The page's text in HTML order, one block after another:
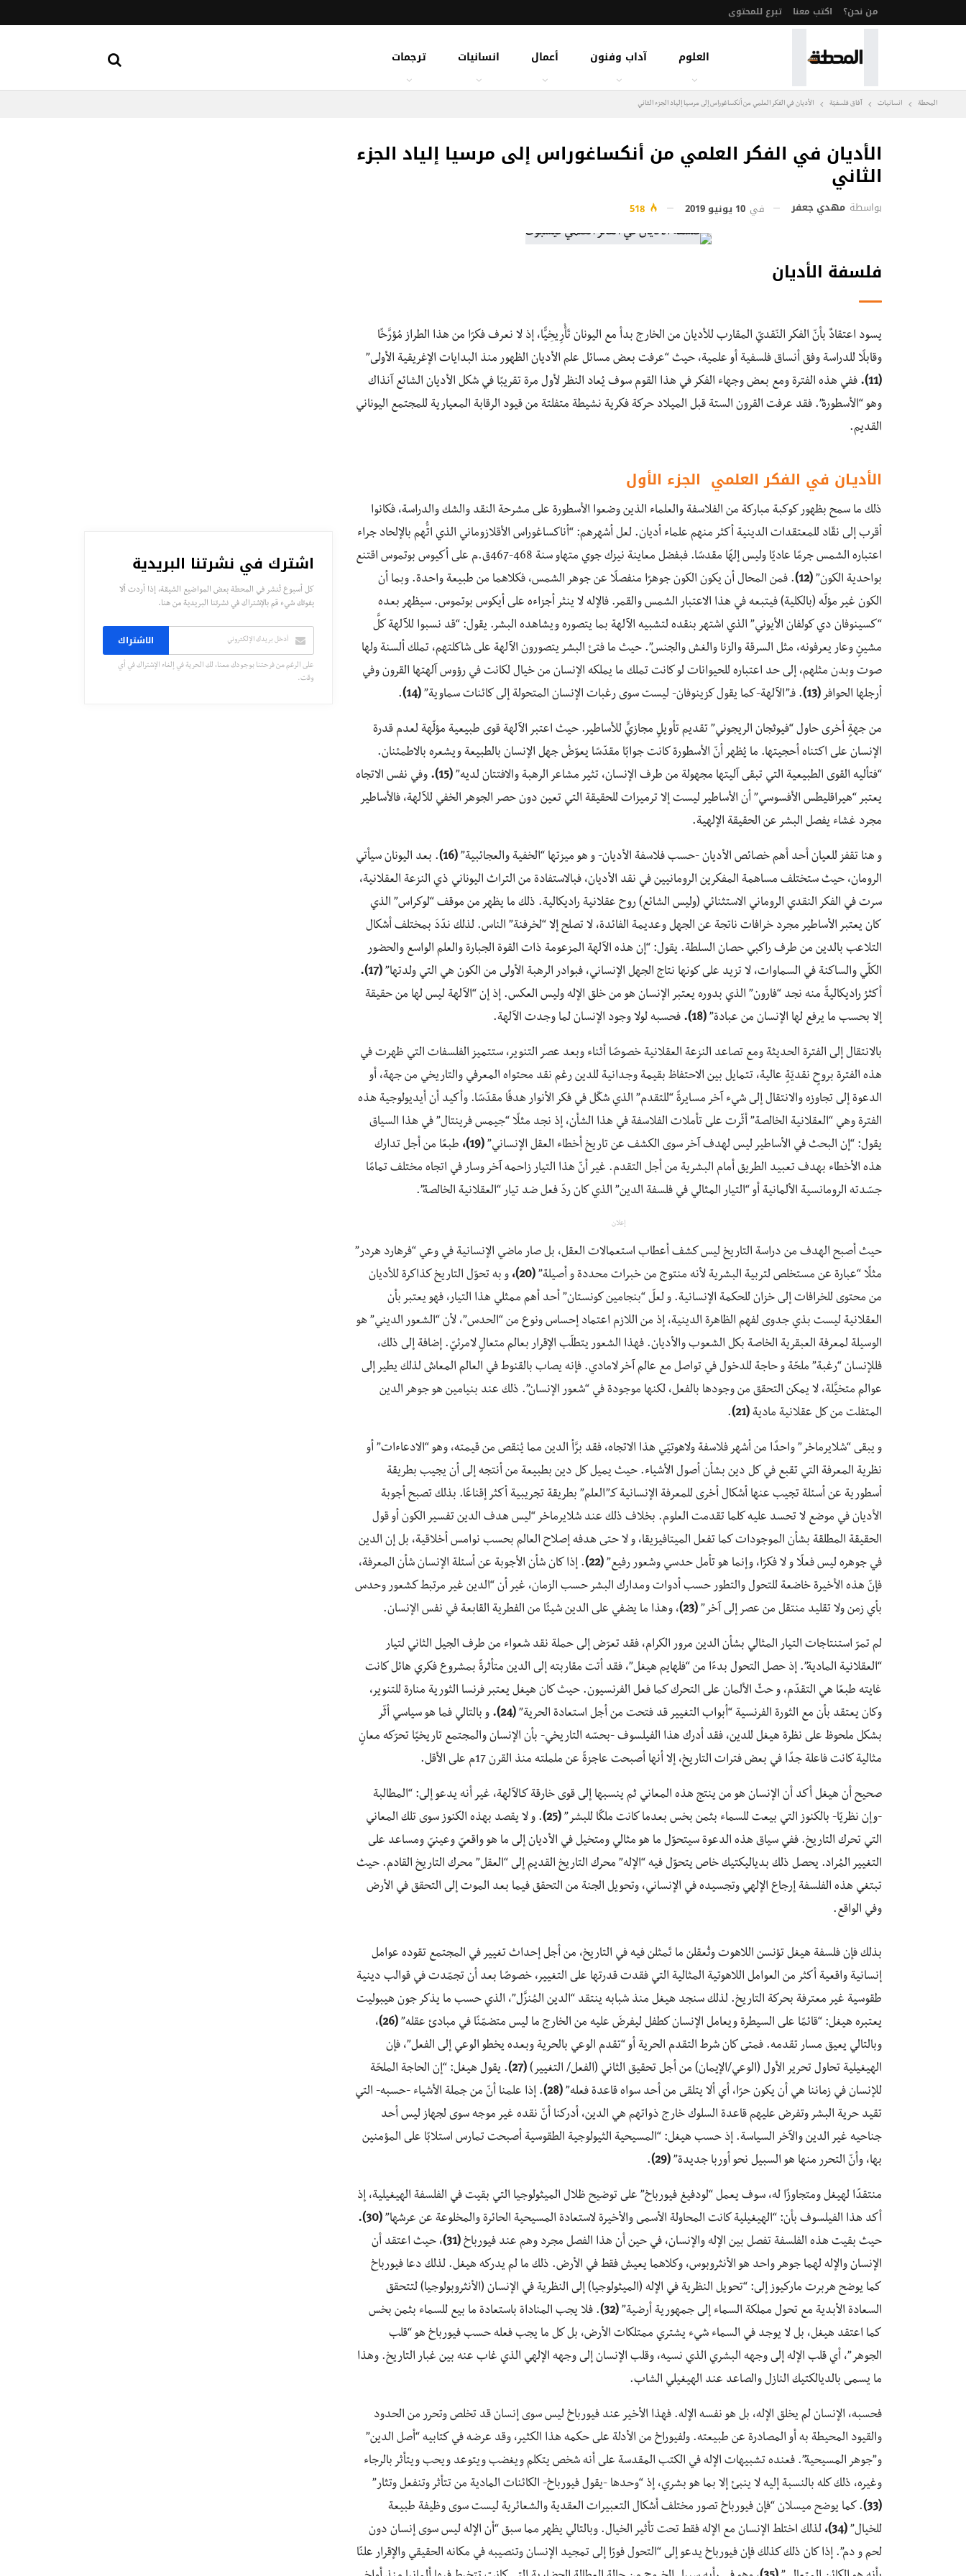
من نحن؟ اكتب معنا تبرع للمحتوى
العلوم آداب وفنون أعمال انسانيات ترجمات
المحطة انسانيات آفاق فلسفيّة‎ الأديان في الفكر العلمي من أنكساغوراس إلى مرسيا إلياد الجزء الثاني
الأديان في الفكر العلمي من أنكساغوراس إلى مرسيا إلياد الجزء
الثاني
بواسطة مهدي جعفر في 10 يونيو 2019
فلسفة الأديان
يسود اعتقادٌ بأنّ الفكر النّقديّ المقارب للأديان من الخارج بدأ مع اليونان تَأْرِيخِيًّا، إذ لا نعرف فكرًا من هذا الطراز مُؤرَّخًا
وقابلًا للدراسة وفق أنساق فلسفية أو علمية، حيث “عرفت بعض مسائل علم الأديان الظهور منذ البدايات الإغريقية الأولى”
(11).
ففي هذه الفترة ومع بعض وجهاء الفكر في هذا القوم سوف يُعاد النظر لأول مرة تقريبًا في شكل الأديان الشائع آنذاك
وهو “الأسطورة”. فقد عرفت القرون الستة قبل الميلاد حركة فكرية نشيطة متفلتة من قيود الرقابة المعيارية للمجتمع اليوناني
القديم.
الأديـان في الفكر العلمي الجزء الأول
ذلك ما سمح بظهور كوكبة مباركة من الفلاسفة والعلماء الذين وضعوا الأسطورة على مشرحة النقد والشك والدراسة، فكانوا
أقرب إلى نقّاد للمعتقدات الدينية أكثر منهم علماء أديان. لعل أشهرهم: “أناكساغوراس الأقلازوماني الذي اتُّهم بالإلحاد جراء
اعتباره الشمس جرمًا عاديًا وليس إلهًا مقدسًا. فبفضل معاينة نيزك جوي متهاو سنة 468-467ق.م على أكيوس بوتموس اقتنع
بواحدية الكون” (12)
. فمن المحال أن يكون الكون جوهرًا منفصلًا عن جوهر الشمس، فكلاهما من طبيعة واحدة. وبما أن
الكون غير مؤلّه (بالكلية) فيتبعه في هذا الاعتبار الشمس والقمر. فالإله لا ينثر أجزاءه على أيكوس بوتموس. سيظهر بعده
“كسينوفان دي كولفان الأيوني” الذي اشتهر بنقده لتشبيه الآلهة بما يتصوره ويشاهده البشر. يقول: “قد نسبوا للآلهة كلَّ
مشينٍ وعار يعرفونه، مثل السرقة والزنا والغش والجنس”. حيث ما فتئ البشر يتصورون الآلهة على شاكلتهم، تملك ألسنة ولها
صوت وبدن مثلهم، إلى حد اعتباره للحيوانات لو كانت تملك ما يملكه الإنسان من خيال لكانت في رؤوس آلهتها القرون وفي
أرجلها الحوافر (13) . فـ”الآلهة-كما يقول كزينوفان- ليست سوى رغبات الإنسان المتحولة إلى كائنات سماوية” (14)
.
من جهةٍ أخرى حاول “فيوثجان الريجوني” تقديم تأويلٍ مجازيٍّ للأساطير. حيث اعتبر الآلهة قوى طبيعية مؤلّهة لعدم قدرة
الإنسان على اكتناه أحجيتها. ما يُظهر أنّ الأسطورة كانت جوابًا مقدّسًا يعوّضُ جهل الإنسان بالطبيعة ويشعره بالاطمئنان.
“فتأليه القوى الطبيعية التي تبقى آليتها مجهولة من طرف الإنسان، تثير مشاعر الرهبة والافتتان لديه” (15).
وفي نفس الاتجاه
يعتبر “هيراقليطس الأفسوسي” أن الأساطير ليست إلا ترميزات للحقيقة التي تعين دون حصر الجوهر الخفي للآلهة، فالأساطير
مجرد غشاء يفصل البشر عن الحقيقة الإلهية.
و هنا تقفز للعيان أحد أهم خصائص الأديان -حسب فلاسفة الأديان- و هو ميزتها “الخفية والعجائبية” (16)
. بعد اليونان سيأتي
الرومان، حيث ستختلف مساهمة المفكرين الرومانيين في نقد الأديان، فبالاستفادة من التراث اليوناني ذي النزعة العقلانية،
سرت في الفكر النقدي الروماني الاستثنائي (وليس الشائع) روح عقلانية راديكالية. ذلك ما يظهر من موقف “لوكراس” الذي
كان يعتبر الأساطير مجرد خرافات ناتجة عن الجهل وعديمة الفائدة، لا تصلح إلا “لخرفنة” الناس. لذلك ندّدَ بمختلف أشكال
التلاعب بالدين من طرف راكبي حصان السلطة. يقول: “إن هذه الآلهة المزعومة ذات القوة الجبارة والعلم الواسع والحضور
الكلّي والساكنة في السماوات، لا تزيد على كونها نتاج الجهل الإنساني، فبوادر الرهبة الأولى من الكون هي التي ولدتها” (17).
أكثرُ راديكاليةً منه نجد “فارون” الذي بدوره يعتبر الإنسان هو من خلق الإله وليس العكس. إذ إن “الآلهة ليس لها من حقيقة
إلا بحسب ما يرفع لها الإنسان من عبادة” (18). فحسبه لولا وجود الإنسان لما وجدت الآلهة.
بالانتقال إلى الفترة الحديثة ومع تصاعد النزعة العقلانية خصوصًا أثناء وبعد عصر التنوير، ستتميز الفلسفات التي ظهرت في
هذه الفترة بروحٍ نقديّةٍ عالية، تتمايل بين الاحتفاظ بقيمة وجدانية للدين رغم نقد محتواه المعرفي والتاريخي من جهة، أو
الدعوة إلى تجاوزه والانتقال إلى شيء آخر مسايرةً “للتقدم” الذي شكّل في فكر الأنوار هدفًا مقدّسًا. وأكيد أن أيديولوجية هذه
الفترة وهي “العقلانية الخالصة” أثّرت على تأملات الفلاسفة في هذا الشأن، إذ نجد مثلًا “جيمس فرينتال” في هذا السياق
يقول: “إن البحث في الأساطير ليس لهدف آخر سوى الكشف عن تاريخ أخطاء العقل الإنساني” (19)،
طبعًا من أجل تدارك
هذه الأخطاء بهدف تعبيد الطريق أمام البشرية من أجل التقدم. غير أنّ هذا التيار زاحمه آخر وسار في اتجاه مختلف تمامًا
جسّدته الرومانسية الألمانية أو “التيار المثالي في فلسفة الدين” الذي كان ردّ فعل ضد تيار “العقلانية الخالصة”.
إعلان
حيث أصبح الهدف من دراسة التاريخ ليس كشف أعطاب استعمالات العقل، بل صار ماضي الإنسانية في وعي “فرهارد هردر”
مثلًا “عبارة عن مستخلص لتربية البشرية لأنه منتوج من خبرات محددة و أصيلة” (20)،
و به تحوّل التاريخ كذاكرة للأديان
من محتوى للخرافات إلى خزان للحكمة الإنسانية. و لعلّ “بنجامين كونستان” أحد أهم ممثلي هذا التيار، فهو يعتبر بأن
العقلانية ليست بذي جدوى لفهم الظاهرة الدينية، إذ من اللازم اعتماد إحساس ونوع من “الحدس”، لأن “الشعور الديني” هو
الوسيلة لمعرفة العبقرية الخاصة بكل الشعوب والأديان. فهذا الشعور يتطلّب الإقرار بعالم متعالٍ لامرئيّ. إضافة إلى ذلك،
فللإنسان “رغبة” ملحّة و حاجة للدخول في تواصل مع عالم آخر لامادي. فإنه يصاب بالقنوط في العالم المعاش لذلك يطير إلى
عوالم متخيَّلة، لا يمكن التحقق من وجودها بالفعل، لكنها موجودة في “شعور الإنسان”. ذلك عند بنيامين هو جوهر الدين
المتفلت من كل عقلانية مادية (21)
.
و يبقى “شلايرماخر” واحدًا من أشهر فلاسفة ولاهوتيّي هذا الاتجاه، فقد برَّأ الدين مما يُنقص من قيمته، وهو “الادعاءات” أو
نظرية المعرفة التي تقبع في كل دين بشأن أصول الأشياء. حيث يميل كل دين بطبيعة من أنتجه إلى أن يجيب بطريقة
أسطورية عن أسئلة تجيب عنها أشكال أخرى للمعرفة الإنسانية كـ”العلم” بطريقة تجريبية أكثر إقناعًا. بذلك تصبح أجوبة
الأديان في موضع لا تحسد عليه كلما تقدمت العلوم. بخلاف ذلك عند شلايرماخر “ليس هدف الدين تفسير الكون أو قول
الحقيقة المطلقة بشأن الموجودات كما تفعل الميتافيزيقا، و لا حتى هدفه إصلاح العالم بحسب نوامس أخلاقية، بل إن الدين
في جوهره ليس فعلًا و لا فكرًا، وإنما هو تأمل حدسي وشعور رفيع” (22)
. إذا كان شأن الأجوبة عن أسئلة الإنسان شأن المعرفة،
فإنّ هذه الأخيرة خاضعة للتحول والتطور حسب أدوات ومدارك البشر حسب الزمان، غير أن “الدين غير مرتبط كشعور وحدس
بأي زمن ولا تقليد منتقل من عصر إلى آخر” (23) ، وهذا ما يضفي على الدين شيئًا من الفطرية القابعة في نفس الإنسان.
لم تمرّ استنتاجات التيار المثالي بشأن الدين مرور الكرام، فقد تعرّض إلى حملة نقد شعواء من طرف الجيل الثاني لتيار
“العقلانية المادية”. إذ حصل التحول بدءًا من “فلهايم هيغل”، فقد أتت مقاربته إلى الدين متأثرةً بمشروع فكري هائل كانت
غايته طبعًا هي التقدّم، و حثّ الألمان على التحرك كما فعل الفرنسيون. حيث كان هيغل يعتبر فرنسا الثورية منارة للتنوير،
وكان يعتقد بأن مع الثورة الفرنسية “أبواب التغيير قد فتحت من أجل استعادة الحرية” (24).
و بالتالي فما هو سياسي أثّر
بشكل ملحوظ على نظرة هيغل للدين، فقد أدرك هذا الفيلسوف -بحسّه التاريخي- بأن الإنسان والمجتمع تاريخيًا تحرّكه معانٍ
مثالية كانت فاعلة جدًا في بعض فترات التاريخ، إلا أنها أصبحت عاجزةً عن ململته منذ القرن 17م على الأقل.
صحيح أن هيغل أكد أن الإنسان هو من ينتج هذه المعاني ثم ينسبها إلى قوى خارقة كـالآلهة، غير أنه يدعو إلى: “المطالبة
-وإن نظريًا- بالكنوز التي بيعت للسماء بثمن بخس بعدما كانت ملكًا للبشر” (25)
. و لا يقصد بهذه الكنوز سوى تلك المعاني
التي تحرك التاريخ. ففي سياق هذه الدعوة سيتحوّل ما هو مثالي ومتخيل في الأديان إلى ما هو واقعيّ وعينيّ ومساعد على
التغيير المُراد. يحصل ذلك بدياليكتيك خاص يتحوّل فيه “الإله” محرك التاريخ القديم إلى “العقل” محرك التاريخ القادم. حيث
تبتغي هذه الفلسفة إرجاع الإلهي وتجسيده في الإنساني، وتحويل الجنة من التحقق فيما بعد الموت إلى التحقق في الأرض
وفي الواقع.
بذلك فإن فلسفة هيغل تؤنسن اللاهوت وتُعقلن ما تَمثلن فيه في التاريخ، من أجل إحداث تغيير في المجتمع تقوده عوامل
إنسانية واقعية أكثر من العوامل اللاهوتية المثالية التي فقدت قدرتها على التغيير، خصوصًا بعد أن تجمّدت في قوالب دينية
طقوسية غير معترفة بحركة التاريخ. لذلك سنجد هيغل منذ شبابه ينتقد “الدين المُنزَّل”، الذي حسب ما يذكر جون هيبوليت
يعتبره هيغل: “قائمًا على السيطرة ويعامل الإنسان كطفل ليفرضَ عليه من الخارج ما ليس متضمّنًا في مبادئ عقله” (26)
،
وبالتالي يعيق مسار تقدمه. فمتى كان شرط التقدم الحرية أو “تقدم الوعي بالحرية وبعده يخطو الوعي إلى الفعل”، فإن
الهيغيلية تحاول تحرير الأول (الوعي/الإيمان) من أجل تحقيق الثاني (الفعل/ التغيير) (27)
. يقول هيغل: “إن الحاجة الملحّة
للإنسان في زماننا هي أن يكون حرًا، أي ألا يتلقى من أحد سواه قاعدة فعله” (28)
. إذا علمنا أنّ من جملة الأشياء -حسبه- التي
تقيد حرية البشر وتفرض عليهم قاعدة السلوك خارج ذواتهم هي الدين، أدركنا أنّ نقده غير موجه سوى لجهاز ليس أحد
جناحيه غير الدين والآخر السياسة. إذ حسب هيغل: “المسيحية الثيولوجية الطقوسية أصبحت تمارس استلابًا على المؤمنين
بها، وأنّ التحرر منها هو السبيل نحو أوربا جديدة” (29)
.
منتقدًا لهيغل ومتجاوزًا له، سوف يعمل “لودفيغ فيورباخ” على توضيح ظلال الميثولوجيا التي بقيت في الفلسفة الهيغيلية، إذ
أكد هذا الفيلسوف بأن: “الهيغيلية كانت المحاولة الأسمى والأخيرة لاستعادة المسيحية الحائرة والمخلوعة عن عرشها” (30).
حيث بقيت هذه الفلسفة تفصل بين الإله والإنسان، في حين أن هذا الفصل مجرد وهم عند فيورباخ (31)
، حيث اعتقد أن
الإنسان والإله لهما جوهر واحد هو الأنثروبوس، وكلاهما يعيش فقط في الأرض. ذلك ما لم يدركه هيغل. لذلك دعا فيورباخ
كما يوضح هربرت ماركيوز إلى: “تحويل النظرية في الإله (الميثولوجيا) إلى النظرية في الإنسان (الأنثروبولوجيا) لتتحقق
السعادة الأبدية مع تحول مملكة السماء إلى جمهورية أرضية” (32)
. فلا يجب المناداة باستعادة ما بيع للسماء بثمن بخس
كما اعتقد هيغل، بل لا يوجد في السماء شيء يشتري ممتلكات الأرض، بل كل ما يجب فعله حسب فيورباخ هو “قلب
الجوهر”، أي قلب الإله إلى وجهه البشري الذي نسيه، وقلب الإنسان إلى وجهه الإلهي الذي غاب عنه بين غبار التاريخ. وهذا
ما يسمى بالديالكتيك النازل والصاعد عند الهيغيلي الشاب.
فحسبه، الإنسان لم يخلق الإله، بل هو نفسه الإله. فهذا الأخير عند فيورباخ ليس سوى إنسان قد تخلص وتحرر من الحدود
والقيود المحيطة به أو المصادرة عن طبيعته. ولفيوراخ من الأدلة على حكمه هذا الكثير، وقد عرضه في كتابيه “أصل الدين”
و”جوهر المسيحية”. فعنده تشبيهات الإله في الكتب المقدسة على أنه شخص يتكلم ويغضب ويتوعد ويحب ويتأثر بالرجاء
وغيره، ذلك كله بالنسبة إليه لا ينبئ إلا بما هو بشري، إذ “وحدها -يقول فيورباخ- الكائنات المادية من تتأثر وتنفعل وتثار”
(33)
. كما يوضح ميسلان “فإن فيورباخ تصور مختلف أشكال التعبيرات العقدية والشعائرية ليست سوى وظيفة طبيعة
للخيال” (34)،
لذلك اختلط الإنسان مع الإله فقط تحت تأثير الخيال. وبالتالي يظهر مما سبق “أن الإله ليس سوى إنسان دون
لحم و دم”. إذا كان ذلك كذلك فإن فيورباخ يدعو إلى “التحول فورًا إلى تمجيد الإنسان وتنصيبه في مكانه الحقيقي والإقرار علنًا
اشترك في نشرتنا البريدية
كل أسبوع تُنشر في المحطة بعض المواضيع الشيقة، إذا أردت ألا
يفوتك شيء قم بالإشتراك في نشرتنا البريدية من هنا.
الاشتراك
على الرغم من فرحتنا بوجودك معنا، لك الحرية في إلغاء الإشتراك في أي
وقت.